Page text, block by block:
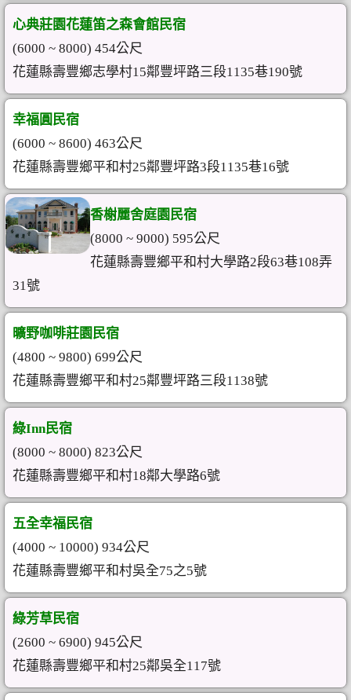
心典莊園花蓮笛之森會館民宿
(6000 ~ 8000) 454公尺
花蓮縣壽豐鄉志學村15鄰豐坪路三段1135巷190號
幸福圓民宿
(6000 ~ 8600) 463公尺
花蓮縣壽豐鄉平和村25鄰豐坪路3段1135巷16號
香榭麗舍庭園民宿
(8000 ~ 9000) 595公尺
花蓮縣壽豐鄉平和村大學路2段63巷108弄
31號
曠野咖啡莊園民宿
(4800 ~ 9800) 699公尺
花蓮縣壽豐鄉平和村25鄰豐坪路三段1138號
綠Inn民宿
(8000 ~ 8000) 823公尺
花蓮縣壽豐鄉平和村18鄰大學路6號
五全幸福民宿
(4000 ~ 10000) 934公尺
花蓮縣壽豐鄉平和村吳全75之5號
綠芳草民宿
(2600 ~ 6900) 945公尺
花蓮縣壽豐鄉平和村25鄰吳全117號